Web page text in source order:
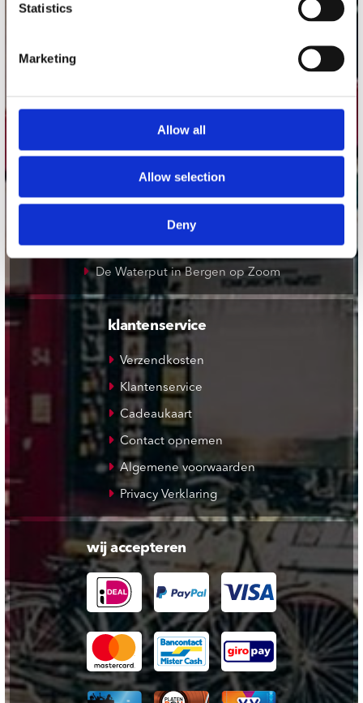
Statistics
Marketing
Allow all
Allow selection
Deny
Plato Utrecht
Plato Rotterdam
Plato Apeldoorn / Mansion 24
De Waterput in Bergen op Zoom
klantenservice
Verzendkosten
Klantenservice
Cadeaukaart
Contact opnemen
Algemene voorwaarden
Privacy Verklaring
wij accepteren